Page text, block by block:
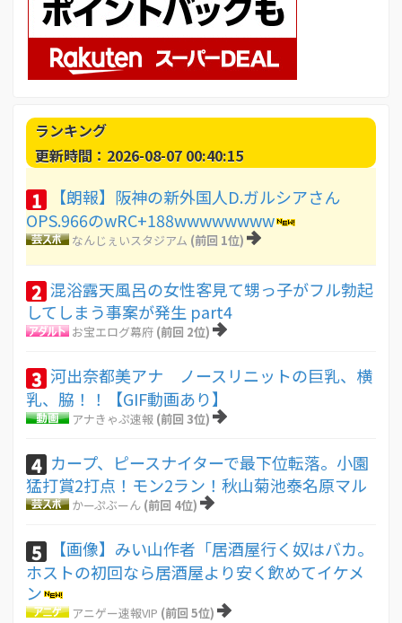
ランキング
更新時間：2026-08-07 00:40:15
1
【朗報】阪神の新外国人D.ガルシアさん
OPS.966のwRC+188wwwwwwww
なんじぇいスタジアム (前回 1位)
2 混浴露天風呂の女性客見て甥っ子がフル勃起
してしまう事案が発生 part4
お宝エログ幕府 (前回 2位)
3 河出奈都美アナ ノースリニットの巨乳、横
乳、脇！！【GIF動画あり】
アナきゃぷ速報 (前回 3位)
4 カープ、ピースナイターで最下位転落。小園
猛打賞2打点！モン2ラン！秋山菊池泰名原マル
かーぷぶーん (前回 4位)
5
【画像】みい山作者「居酒屋行く奴はバカ。
ホストの初回なら居酒屋より安く飲めてイケメ
ン
アニゲー速報VIP (前回 5位)